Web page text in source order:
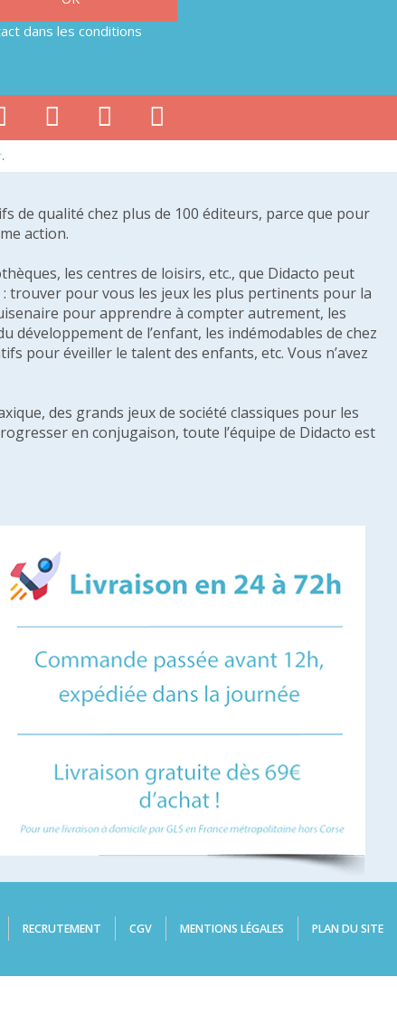
dans les conditions
.
de qualité chez plus de 100 éditeurs, parce que pour
action.
les centres de loisirs, etc., que Didacto peut
trouver pour vous les jeux les plus pertinents pour la
pour apprendre à compter autrement, les
de l’enfant, les indémodables de chez
pour éveiller le talent des enfants, etc. Vous n’avez
des grands jeux de société classiques pour les
en conjugaison, toute l’équipe de Didacto est
RECRUTEMENT CGV MENTIONS LÉGALES PLAN DU SITE